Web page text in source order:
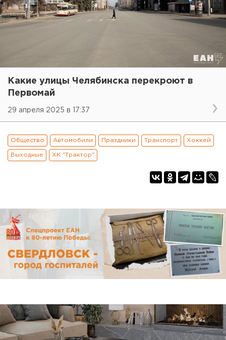
Какие улицы Челябинска перекроют в
Первомай
29 апреля 2025 в 17:37
Общество Автомобили Праздники Транспорт Хоккей
Выходные ХК "Трактор"